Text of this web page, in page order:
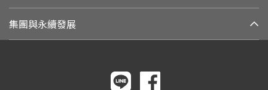
集團與永續發展